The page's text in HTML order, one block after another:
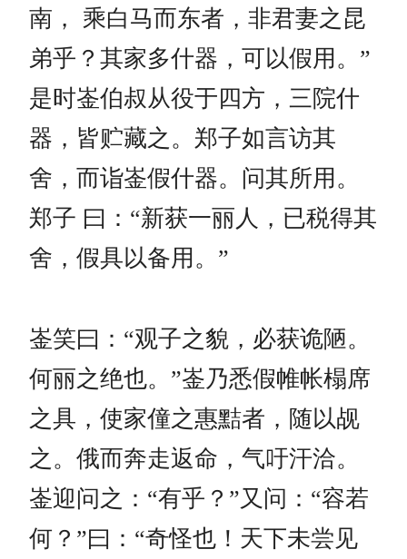
南， 乘白马而东者，非君妻之昆
弟乎？其家多什器，可以假用。”
是时崟伯叔从役于四方，三院什
器，皆贮藏之。郑子如言访其
舍，而诣崟假什器。问其所用。
郑子 曰：“新获一丽人，已税得其
舍，假具以备用。”
崟笑曰：“观子之貌，必获诡陋。
何丽之绝也。”崟乃悉假帷帐榻席
之具，使家僮之惠黠者，随以觇
之。俄而奔走返命，气吁汗洽。
崟迎问之：“有乎？”又问：“容若
何？”曰：“奇怪也！天下未尝见